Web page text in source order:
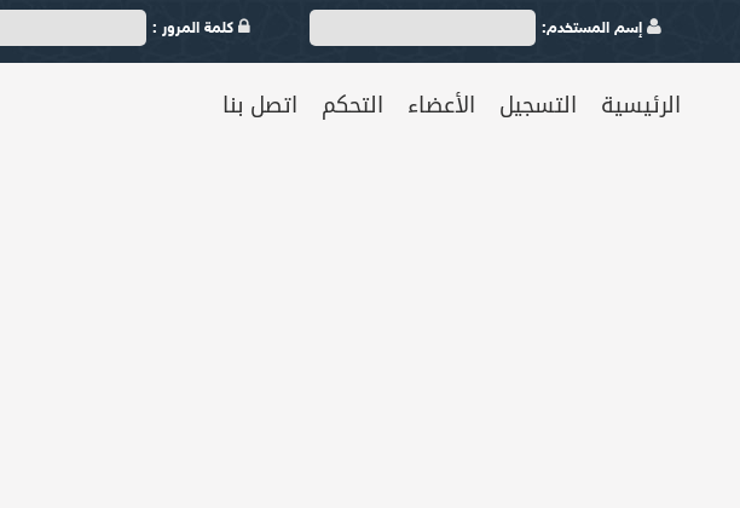
إسم المستخدم: كلمة المرور :
الرئيسية التسجيل الأعضاء التحكم اتصل بنا